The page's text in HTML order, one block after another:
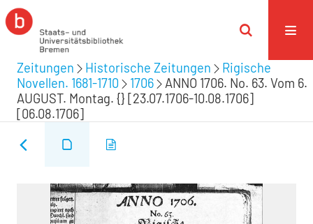
Zeitungen Historische Zeitungen
Rigische
Novellen. 1681-1710
1706
ANNO 1706. No. 63. Vom 6.
AUGUST. Montag. {} [23.07.1706-10.08.1706]
[06.08.1706]